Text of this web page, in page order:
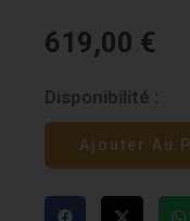
619,00 €
Disponibilité :
quantité
de
Ampli
MARK
Ajouter Au